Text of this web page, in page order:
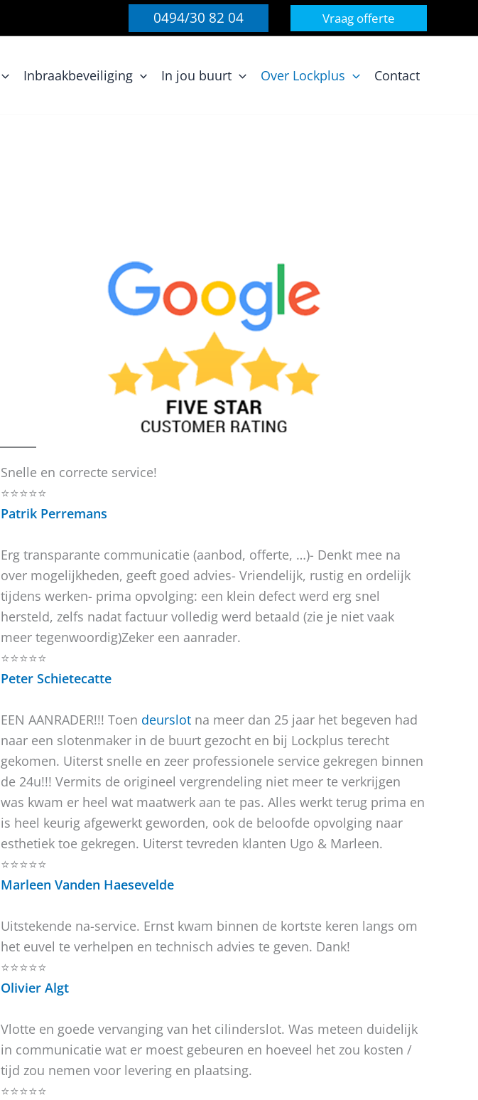
0494/30 82 04 Vraag offerte
Inbraakbeveiliging In jou buurt Over Lockplus Contact
Snelle en correcte service!
⭐⭐⭐⭐⭐
Patrik Perremans
Erg transparante communicatie (aanbod, offerte, …)- Denkt mee na
over mogelijkheden, geeft goed advies- Vriendelijk, rustig en ordelijk
tijdens werken- prima opvolging: een klein defect werd erg snel
hersteld, zelfs nadat factuur volledig werd betaald (zie je niet vaak
meer tegenwoordig)Zeker een aanrader.
⭐⭐⭐⭐⭐
Peter Schietecatte
EEN AANRADER!!! Toen deurslot na meer dan 25 jaar het begeven had
naar een slotenmaker in de buurt gezocht en bij Lockplus terecht
gekomen. Uiterst snelle en zeer professionele service gekregen binnen
de 24u!!! Vermits de origineel vergrendeling niet meer te verkrijgen
was kwam er heel wat maatwerk aan te pas. Alles werkt terug prima en
is heel keurig afgewerkt geworden, ook de beloofde opvolging naar
esthetiek toe gekregen. Uiterst tevreden klanten Ugo & Marleen.
⭐⭐⭐⭐⭐
Marleen Vanden Haesevelde
Uitstekende na-service. Ernst kwam binnen de kortste keren langs om
het euvel te verhelpen en technisch advies te geven. Dank!
⭐⭐⭐⭐⭐
Olivier Algt
Vlotte en goede vervanging van het cilinderslot. Was meteen duidelijk
in communicatie wat er moest gebeuren en hoeveel het zou kosten /
tijd zou nemen voor levering en plaatsing.
⭐⭐⭐⭐⭐